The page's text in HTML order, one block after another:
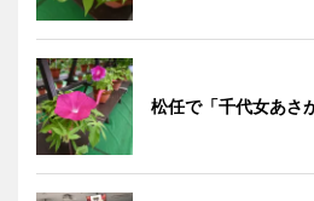
松任で「千代女あさ